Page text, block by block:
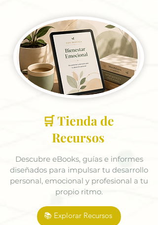
🛒 Tienda de
Recursos
Descubre eBooks, guías e informes
diseñados para impulsar tu desarrollo
personal, emocional y profesional a tu
propio ritmo.
📚 Explorar Recursos